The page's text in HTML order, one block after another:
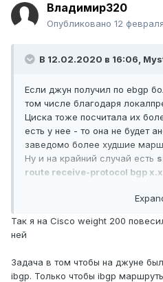
Владимир320
Опубликовано 12
В 12.02.2020 в 16:06,
Если джун получил по ebgp
том числе благодаря
Циска тоже посчитала их
есть у нее - то она не будет
заведомо более худшие
Ну и на крайний случай есть
route receive-protocol bgp
Так я на Cisco weight 200
ней
Задача в том чтобы на джуне
ibgp. Только чтобы ibgp